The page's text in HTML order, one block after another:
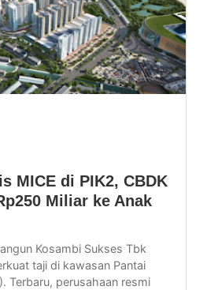
MICE di PIK2, CBDK
Miliar ke Anak
Kosambi Sukses Tbk
taji di kawasan Pantai
Terbaru, perusahaan resmi